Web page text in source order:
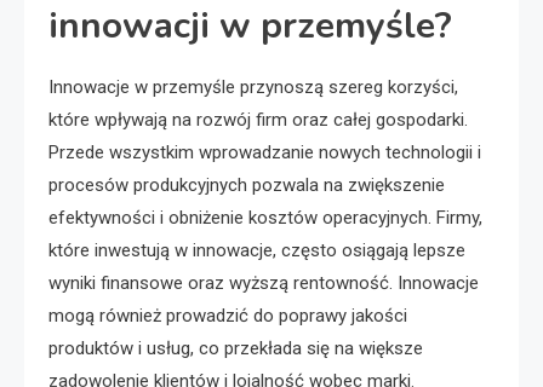
innowacji w przemyśle?
Innowacje w przemyśle przynoszą szereg korzyści,
które wpływają na rozwój firm oraz całej gospodarki.
Przede wszystkim wprowadzanie nowych technologii i
procesów produkcyjnych pozwala na zwiększenie
efektywności i obniżenie kosztów operacyjnych. Firmy,
które inwestują w innowacje, często osiągają lepsze
wyniki finansowe oraz wyższą rentowność. Innowacje
mogą również prowadzić do poprawy jakości
produktów i usług, co przekłada się na większe
zadowolenie klientów i lojalność wobec marki.